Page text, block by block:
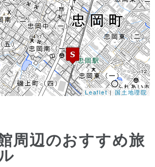
Leaflet|国土地理院
周辺のおすすめ旅